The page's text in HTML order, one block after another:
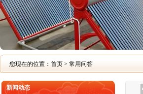
您现在的位置： 首页 > 常用问答
新闻动态